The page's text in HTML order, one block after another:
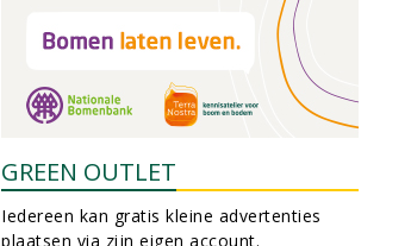
GREEN OUTLET
Iedereen kan gratis kleine advertenties
plaatsen via zijn eigen account.